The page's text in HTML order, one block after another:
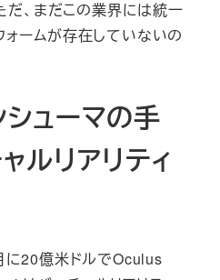
だ、まだこの業界には統一
ームが存在していないの
ューマの手
ルリアリティ
20億米ドルでOculus